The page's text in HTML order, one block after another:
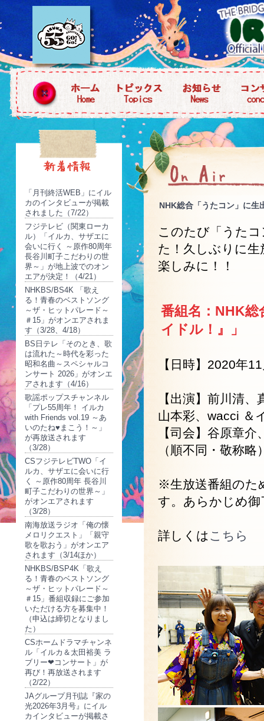
「月刊終活WEB」にイル
カのインタビューが掲載
されました（7/22）
フジテレビ（関東ローカ
ル）「イルカ、サザエに
会いに行く ～原作80周年
長谷川町子こだわりの世
界～」が地上波でのオン
エアが決定！（4/21）
NHKBS/BS4K 「歌え
る！青春のベストソング
～ザ・ヒットパレード～
＃15」がオンエアされま
す（3/28、4/18）
BS日テレ「そのとき、歌
は流れた～時代を彩った
昭和名曲～スペシャルコ
ンサート 2026」がオンエ
アされます（4/16）
歌謡ポップスチャンネル
「プレ55周年！ イルカ
with Friends vol.19 ～あ
いのたね♥まこう！～」
が再放送されます
（3/28）
CSフジテレビTWO「イ
ルカ、サザエに会いに行
く ～原作80周年 長谷川
町子こだわりの世界～」
がオンエアされます
（3/28）
南海放送ラジオ「俺の懐
メロリクエスト」「親守
歌を歌おう」がオンエア
されます（3/14ほか）
NHKBS/BSP4K「歌え
る！青春のベストソング
～ザ・ヒットパレード～
＃15」番組収録にご参加
いただける方を募集中！
（申込は締切となりまし
た）
CSホームドラマチャンネ
ル「イルカ＆太田裕美 ラ
ブリー❤コンサート」が
再び！再放送されます
（2/22）
JAグループ月刊誌『家の
光2026年3月号』にイル
カインタビューが掲載さ
NHK総合「うたコン」に生
このたび「うた
た！久しぶりに
楽しみに！！
番組名：NHK
イドル！』」
【日時】2020年
【出演】前川清
山本彩、wacci ＆
【司会】谷原章
（順不同・敬称略
※生放送番組のた
す。あらかじめ
詳しくは こちら